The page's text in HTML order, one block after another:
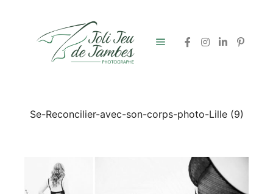
Se-Reconcilier-avec-son-corps-photo-Lille (9)